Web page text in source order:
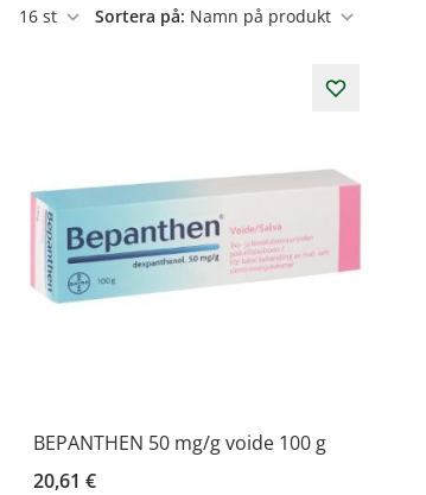
per sida
Sortera på:
BEPANTHEN 50 mg/g voide 100 g
20,61 €